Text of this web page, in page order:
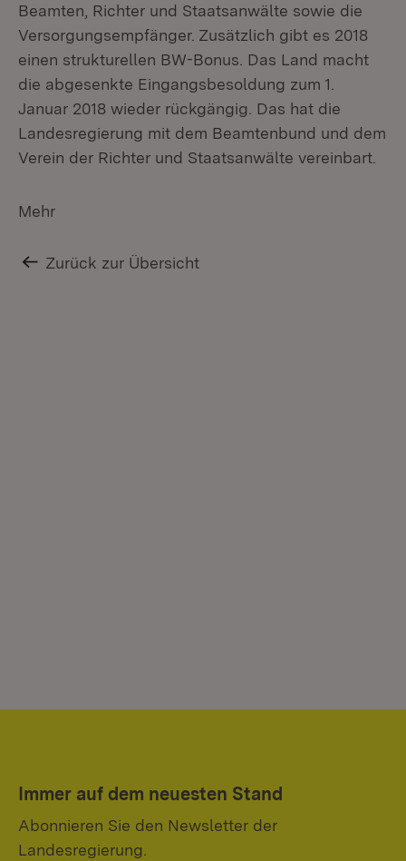
Beamten, Richter und Staatsanwälte sowie die
Versorgungsempfänger. Zusätzlich gibt es 2018
einen strukturellen BW-Bonus. Das Land macht
die abgesenkte Eingangsbesoldung zum 1.
Januar 2018 wieder rückgängig. Das hat die
Landesregierung mit dem Beamtenbund und dem
Verein der Richter und Staatsanwälte vereinbart.
Mehr
Zurück zur Übersicht
Immer auf dem neuesten Stand
Abonnieren Sie den Newsletter der
Landesregierung.